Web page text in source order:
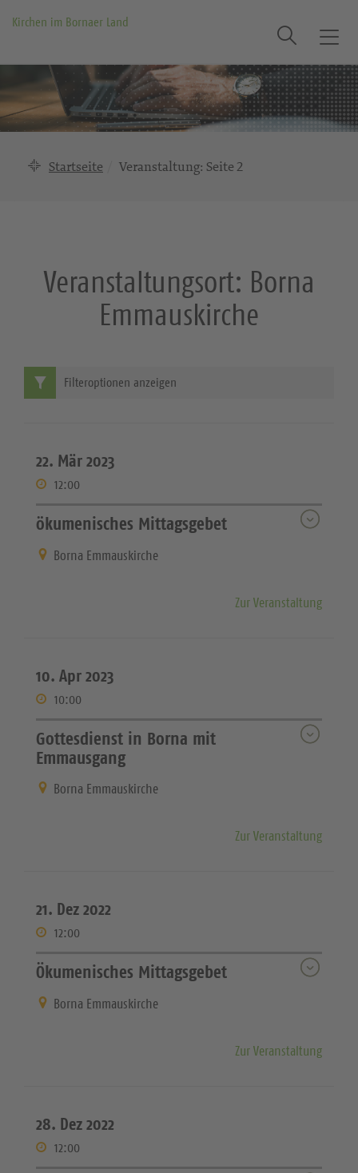
Kirchen im Bornaer Land
T
o
g
g
l
Suche
Startseite Veranstaltung: Seite 2
Veranstaltungsort: Borna
Emmauskirche
22. Mär 2023
12:00
ökumenisches Mittagsgebet
Borna Emmauskirche
Zur Veranstaltung
10. Apr 2023
10:00
Gottesdienst in Borna mit
Emmausgang
Borna Emmauskirche
Zur Veranstaltung
21. Dez 2022
12:00
Ökumenisches Mittagsgebet
Borna Emmauskirche
Zur Veranstaltung
28. Dez 2022
12:00
Filteroptionen anzeigen